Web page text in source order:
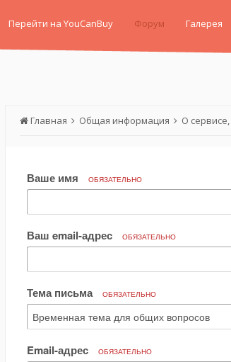
Перейти на YouCanBuy Форум Галерея
Главная Общая информация О
Ваше имя ОБЯЗАТЕЛЬНО
Ваш email-адрес ОБЯЗАТЕЛЬНО
Тема письма ОБЯЗАТЕЛЬНО
Email-адрес ОБЯЗАТЕЛЬНО